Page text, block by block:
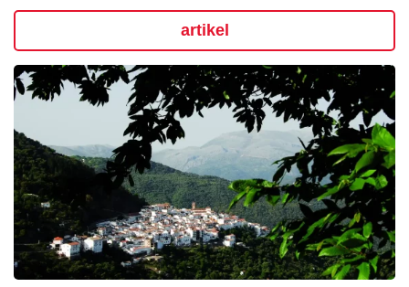
artikel